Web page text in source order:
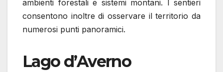
ambienti forestali e sistemi montani. I sentieri
consentono inoltre di osservare il territorio da
numerosi punti panoramici.
Lago d’Averno